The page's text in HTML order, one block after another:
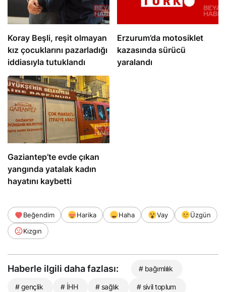
Koray Beşli, reşit olmayan
kız çocuklarını pazarladığı
iddiasıyla tutuklandı
Erzurum’da motosiklet
kazasında sürücü
yaralandı
Gaziantep’te evde çıkan
yangında yatalak kadın
hayatını kaybetti
Beğendim Harika Haha Vay
Üzgün
Kızgın
Haberle ilgili daha fazlası: # bağımlılık
# gençlik # İHH # sağlık # sivil toplum